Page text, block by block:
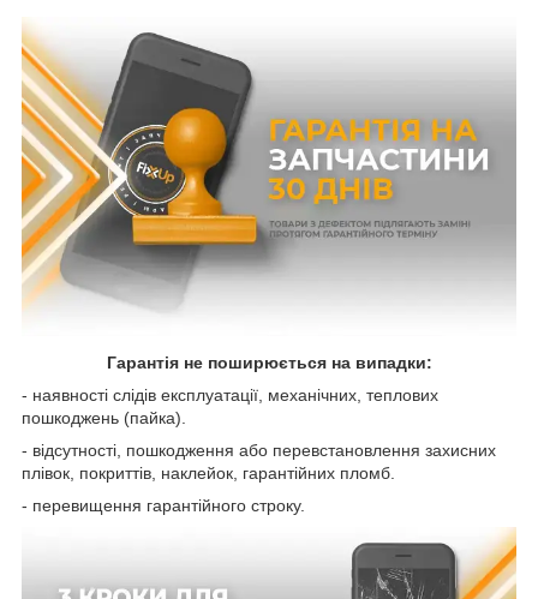
Гарантія не поширюється на випадки:
- наявності слідів експлуатації, механічних, теплових
пошкоджень (пайка).
- відсутності, пошкодження або перевстановлення захисних
плівок, покриттів, наклейок, гарантійних пломб.
- перевищення гарантійного строку.